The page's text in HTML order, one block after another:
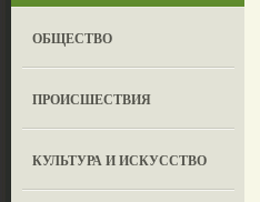
ОБЩЕСТВО
ПРОИСШЕСТВИЯ
КУЛЬТУРА И ИСКУССТВО